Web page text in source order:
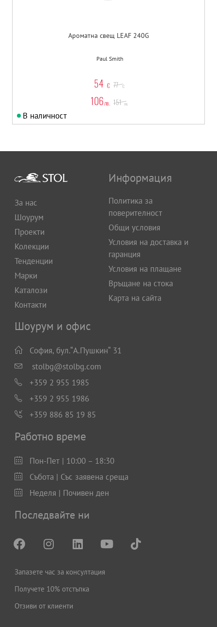
Ароматна свещ LEAF 240G
Paul Smith
54 € 77 €
106лв. 151 лв.
В наличност
За нас
Шоурум
Проекти
Колекции
Тенденции
Марки
Каталози
Контакти
Информация
Политика за
поверителност
Общи условия
Условия на доставка и
гаранция
Условия на плащане
Връщане на стока
Карта на сайта
Шоурум и офис
София, бул.“А.Пушкин“ 31
stolbg@stolbg.com
+359 2 955 1985
+359 2 955 1986
+359 886 85 19 85
Работно време
Пон-Пет | 10:00 – 18:30
Събота | Със заявена среща
Неделя | Почивен ден
Последвайте ни
Запазете час за консултация
Получете 10% отстъпка
Отзиви от клиенти